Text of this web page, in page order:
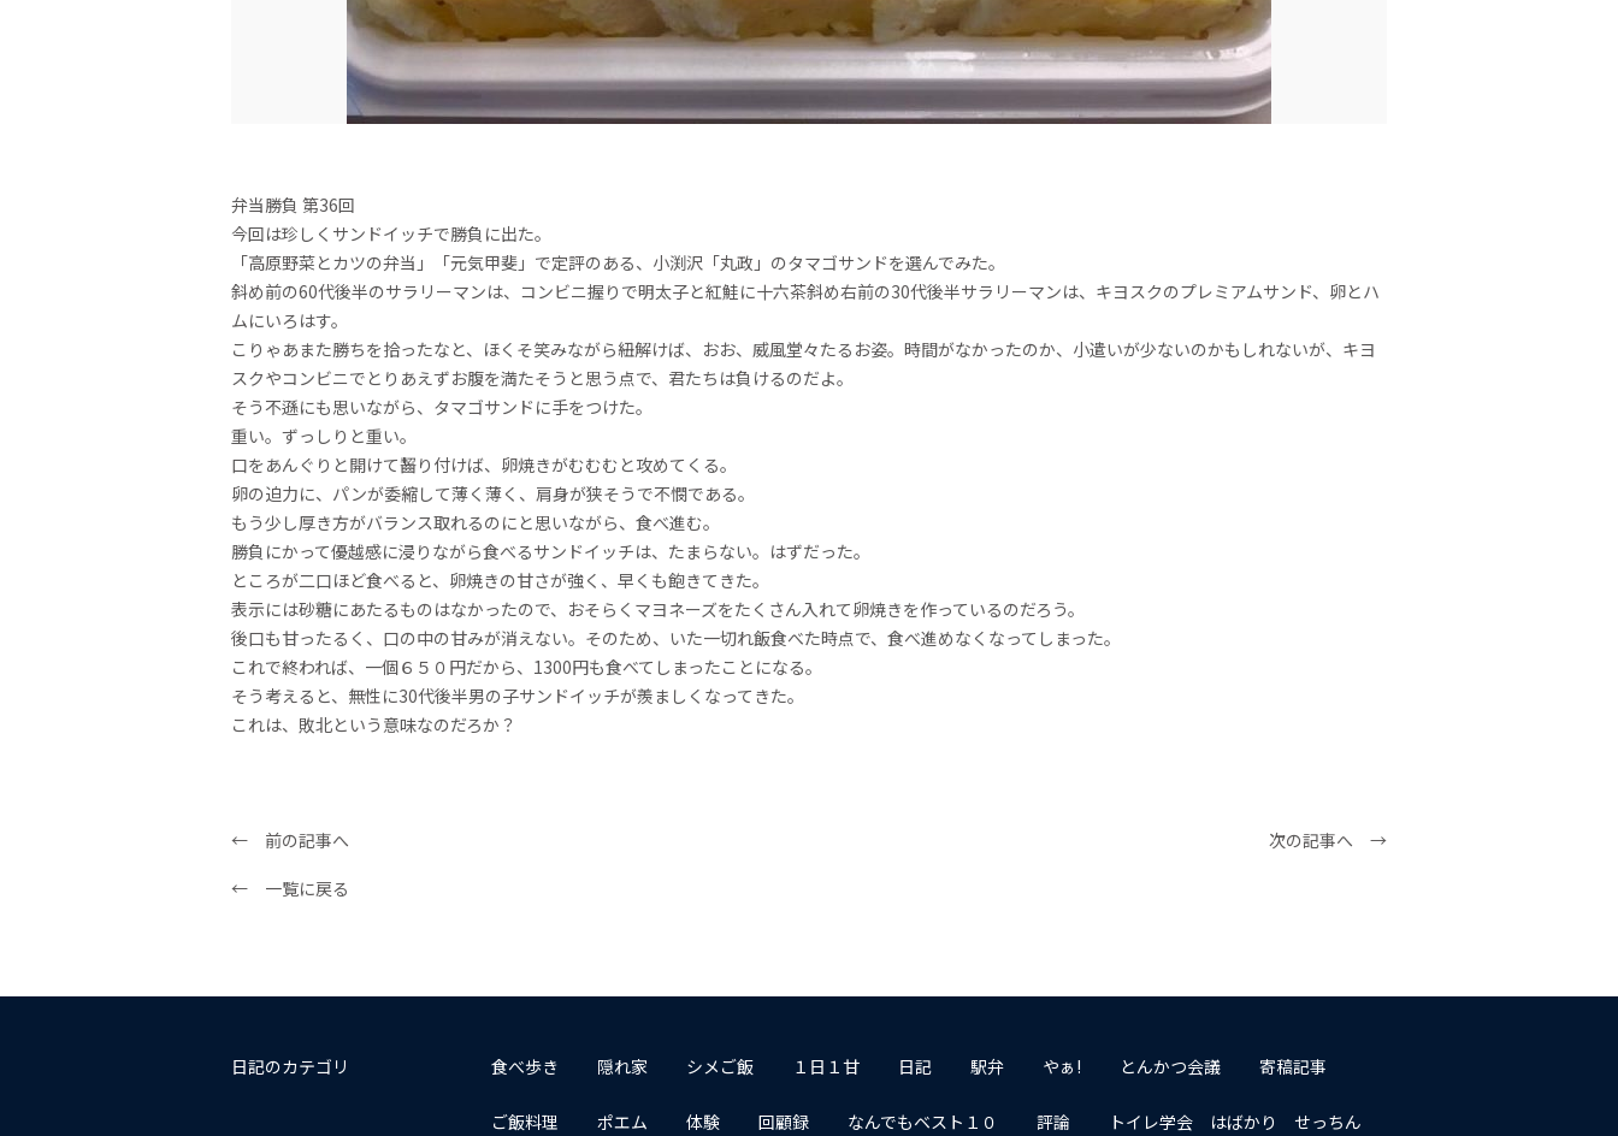
弁当勝負 第36回
今回は珍しくサンドイッチで勝負に出た。
「高原野菜とカツの弁当」「元気甲斐」で定評のある、小渕沢「丸政」のタマゴサンドを選んでみた。
斜め前の60代後半のサラリーマンは、コンビニ握りで明太子と紅鮭に十六茶斜め右前の30代後半サラリーマンは、キヨスクのプレミアムサンド、卵とハ
ムにいろはす。
こりゃあまた勝ちを拾ったなと、ほくそ笑みながら紐解けば、おお、威風堂々たるお姿。時間がなかったのか、小遣いが少ないのかもしれないが、キヨ
スクやコンビニでとりあえずお腹を満たそうと思う点で、君たちは負けるのだよ。
そう不遜にも思いながら、タマゴサンドに手をつけた。
重い。ずっしりと重い。
口をあんぐりと開けて齧り付けば、卵焼きがむむむと攻めてくる。
卵の迫力に、パンが委縮して薄く薄く、肩身が狭そうで不憫である。
もう少し厚き方がバランス取れるのにと思いながら、食べ進む。
勝負にかって優越感に浸りながら食べるサンドイッチは、たまらない。はずだった。
ところが二口ほど食べると、卵焼きの甘さが強く、早くも飽きてきた。
表示には砂糖にあたるものはなかったので、おそらくマヨネーズをたくさん入れて卵焼きを作っているのだろう。
後口も甘ったるく、口の中の甘みが消えない。そのため、いた一切れ飯食べた時点で、食べ進めなくなってしまった。
これで終われば、一個６５０円だから、1300円も食べてしまったことになる。
そう考えると、無性に30代後半男の子サンドイッチが羨ましくなってきた。
これは、敗北という意味なのだろか？
← 前の記事へ
次の記事へ →
← 一覧に戻る
日記のカテゴリ 食べ歩き 隠れ家 シメご飯 １日１甘 日記 駅弁 やぁ! とんかつ会議 寄稿記事
ご飯料理 ポエム 体験 回顧録 なんでもベスト１０ 評論 トイレ学会 はばかり せっちん